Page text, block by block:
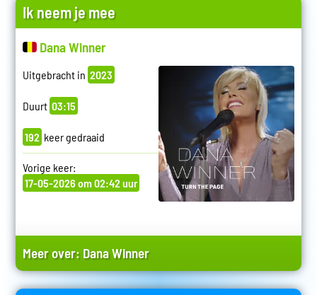
Ik neem je mee
Dana Winner
Uitgebracht in 2023
Duurt 03:15
192 keer gedraaid
Vorige keer:
17-05-2026 om 02:42 uur
Meer over: Dana Winner